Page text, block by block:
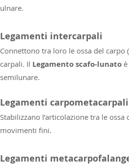
ulnare.
Legamenti intercarpali
Connettono tra loro le ossa del
carpali. Il Legamento scafo-lunato
semilunare.
Legamenti carpometacarpali
Stabilizzano l’articolazione tra le
movimenti fini.
Legamenti